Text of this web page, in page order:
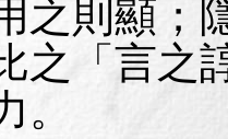
之則顯；
之「言之
。